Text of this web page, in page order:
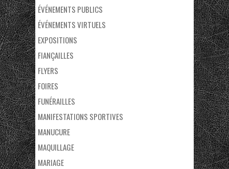
ÉVÉNEMENTS PUBLICS
ÉVÉNEMENTS VIRTUELS
EXPOSITIONS
FIANÇAILLES
FLYERS
FOIRES
FUNÉRAILLES
MANIFESTATIONS SPORTIVES
MANUCURE
MAQUILLAGE
MARIAGE